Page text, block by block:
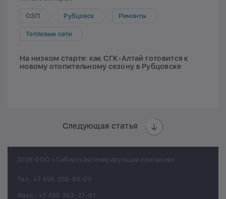
ОЗП Рубцовск Ремонты
Тепловые сети
На низком старте: как СГК-Алтай готовится к
новому отопительному сезону в Рубцовске
Следующая статья
2026 ООО «Сибирская генерирующая компания»
Тел.: +7 495 258-83-00
Факс.: +7 495 363-27-81